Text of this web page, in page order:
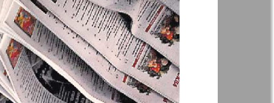
Христианская
газета